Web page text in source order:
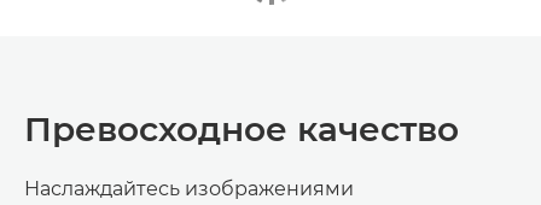
Превосходное качество
Наслаждайтесь изображениями